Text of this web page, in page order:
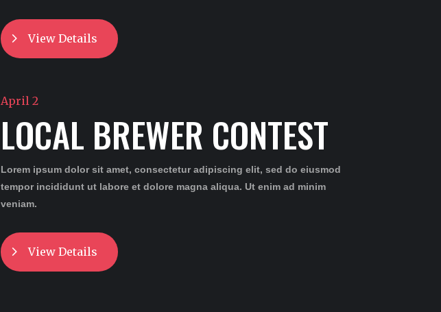
View Details
April 2
LOCAL BREWER CONTEST
Lorem ipsum dolor sit amet, consectetur adipiscing elit, sed do eiusmod
tempor incididunt ut labore et dolore magna aliqua. Ut enim ad minim
veniam.
View Details